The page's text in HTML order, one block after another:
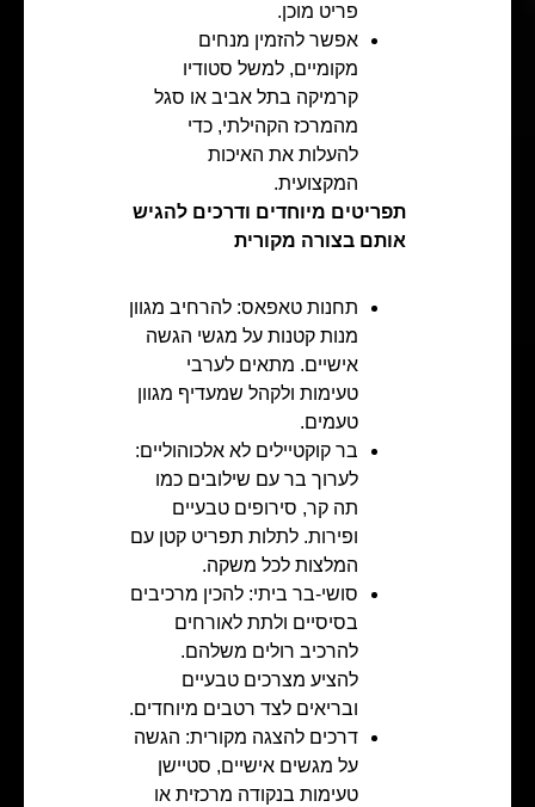
פריט מוכן.
אפשר להזמין מנחים
מקומיים, למשל סטודיו
קרמיקה בתל אביב או סגל
מהמרכז הקהילתי, כדי
להעלות את האיכות
המקצועית.
תפריטים מיוחדים ודרכים להגיש
אותם בצורה מקורית
תחנות טאפאס: להרחיב מגוון
מנות קטנות על מגשי הגשה
אישיים. מתאים לערבי
טעימות ולקהל שמעדיף מגוון
טעמים.
בר קוקטיילים לא אלכוהוליים:
לערוך בר עם שילובים כמו
תה קר, סירופים טבעיים
ופירות. לתלות תפריט קטן עם
המלצות לכל משקה.
סושי-בר ביתי: להכין מרכיבים
בסיסיים ולתת לאורחים
להרכיב רולים משלהם.
להציע מצרכים טבעיים
ובריאים לצד רטבים מיוחדים.
דרכים להצגה מקורית: הגשה
על מגשים אישיים, סטיישן
טעימות בנקודה מרכזית או